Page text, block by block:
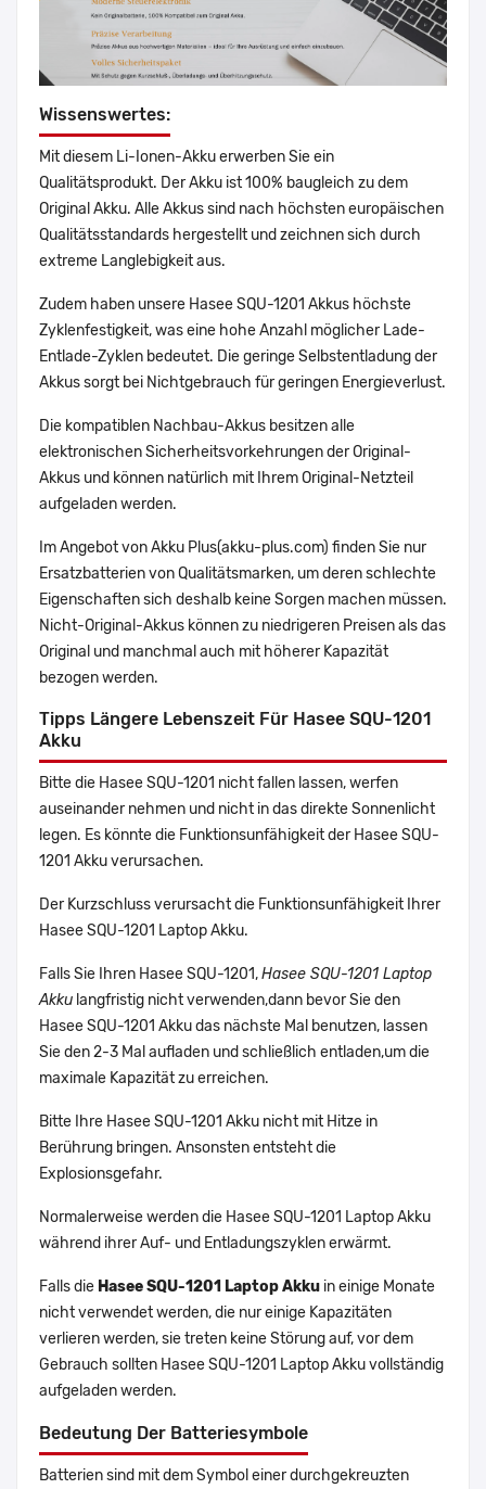
Wissenswertes:
Mit diesem Li-Ionen-Akku erwerben Sie ein
Qualitätsprodukt. Der Akku ist 100% baugleich zu dem
Original Akku. Alle Akkus sind nach höchsten europäischen
Qualitätsstandards hergestellt und zeichnen sich durch
extreme Langlebigkeit aus.
Zudem haben unsere Hasee SQU-1201 Akkus höchste
Zyklenfestigkeit, was eine hohe Anzahl möglicher Lade-
Entlade-Zyklen bedeutet. Die geringe Selbstentladung der
Akkus sorgt bei Nichtgebrauch für geringen Energieverlust.
Die kompatiblen Nachbau-Akkus besitzen alle
elektronischen Sicherheitsvorkehrungen der Original-
Akkus und können natürlich mit Ihrem Original-Netzteil
aufgeladen werden.
Im Angebot von Akku Plus(akku-plus.com) finden Sie nur
Ersatzbatterien von Qualitätsmarken, um deren schlechte
Eigenschaften sich deshalb keine Sorgen machen müssen.
Nicht-Original-Akkus können zu niedrigeren Preisen als das
Original und manchmal auch mit höherer Kapazität
bezogen werden.
Tipps Längere Lebenszeit Für Hasee SQU-1201
Akku
Bitte die Hasee SQU-1201 nicht fallen lassen, werfen
auseinander nehmen und nicht in das direkte Sonnenlicht
legen. Es könnte die Funktionsunfähigkeit der Hasee SQU-
1201 Akku verursachen.
Der Kurzschluss verursacht die Funktionsunfähigkeit Ihrer
Hasee SQU-1201 Laptop Akku.
Falls Sie Ihren Hasee SQU-1201,Hasee SQU-1201 Laptop
Akku langfristig nicht verwenden,dann bevor Sie den
Hasee SQU-1201 Akku das nächste Mal benutzen, lassen
Sie den 2-3 Mal aufladen und schließlich entladen,um die
maximale Kapazität zu erreichen.
Bitte Ihre Hasee SQU-1201 Akku nicht mit Hitze in
Berührung bringen. Ansonsten entsteht die
Explosionsgefahr.
Normalerweise werden die Hasee SQU-1201 Laptop Akku
während ihrer Auf- und Entladungszyklen erwärmt.
Falls die Hasee SQU-1201 Laptop Akku in einige Monate
nicht verwendet werden, die nur einige Kapazitäten
verlieren werden, sie treten keine Störung auf, vor dem
Gebrauch sollten Hasee SQU-1201 Laptop Akku vollständig
aufgeladen werden.
Bedeutung Der Batteriesymbole
Batterien sind mit dem Symbol einer durchgekreuzten